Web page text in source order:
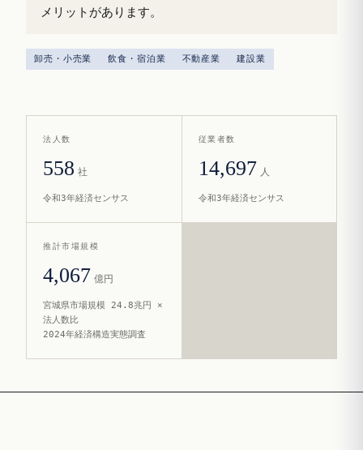
メリットがあります。
卸売・小売業 飲食・宿泊業 不動産業 建設業
法人数
558 社
令和3年経済センサス
従業者数
14,697 人
令和3年経済センサス
推計市場規模
4,067 億円
宮城県市場規模 24.8兆円 ×
法人数比
2024年経済構造実態調査